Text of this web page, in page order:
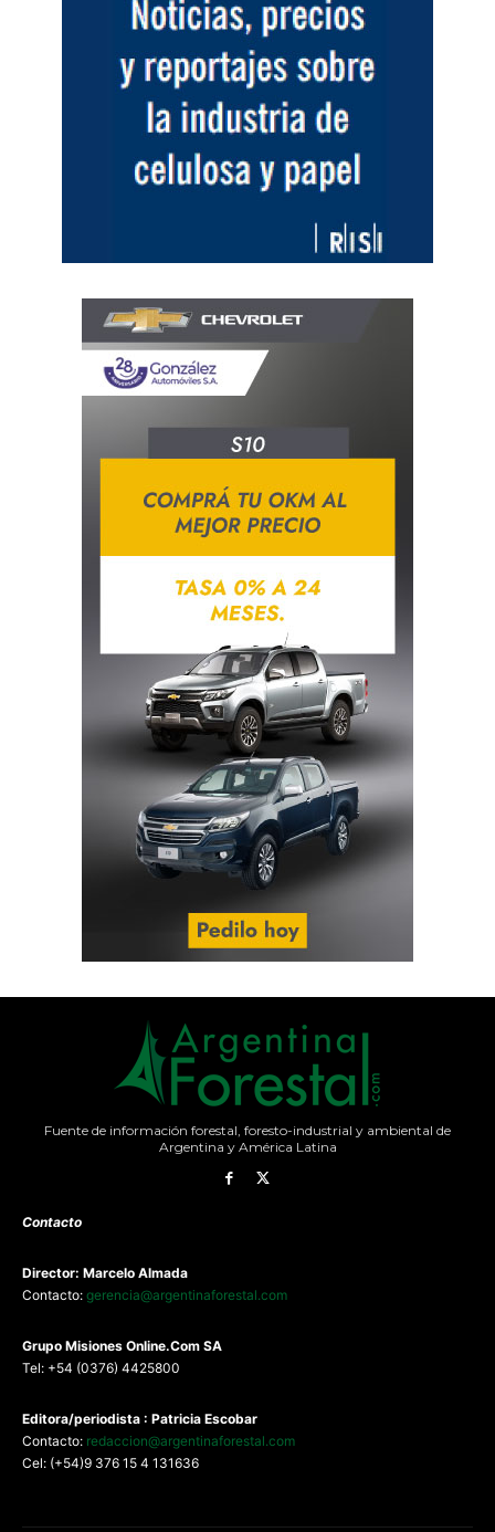
Fuente de información forestal, foresto-industrial y ambiental de
Argentina y América Latina
Contacto
Director: Marcelo Almada
Contacto: gerencia@argentinaforestal.com
Grupo Misiones Online.Com SA
Tel: +54 (0376) 4425800
Editora/periodista : Patricia Escobar
Contacto: redaccion@argentinaforestal.com
Cel: (+54)9 376 15 4 131636